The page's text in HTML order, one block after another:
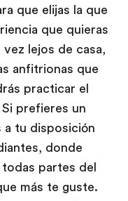
que elijas la que
que quieras
lejos de casa,
anfitrionas que
practicar el
prefieres un
a tu disposición
donde
partes del
más te guste.